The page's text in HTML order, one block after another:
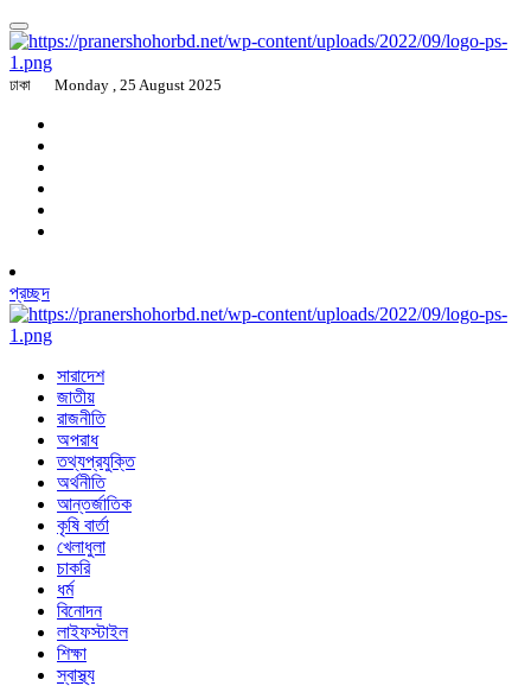
ঢাকা Monday , 25 August 2025
প্রচ্ছদ
সারাদেশ
জাতীয়
রাজনীতি
অপরাধ
তথ্যপ্রযুক্তি
অর্থনীতি
আন্তর্জাতিক
কৃষি বার্তা
খেলাধুলা
চাকরি
ধর্ম
বিনোদন
লাইফস্টাইল
শিক্ষা
স্বাস্থ্য